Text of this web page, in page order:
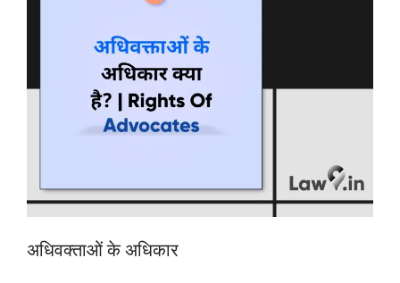
अधिवक्ताओं के अधिकार